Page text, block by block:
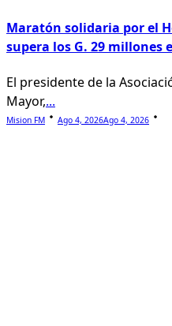
Maratón solidaria por el
supera los G. 29 millones
El presidente de la
Mayor,...
Mision FM Ago 4, 2026Ago 4, 2026